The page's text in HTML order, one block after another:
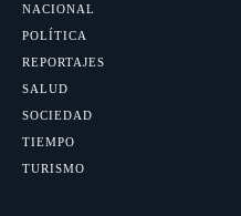
NACIONAL
POLÍTICA
REPORTAJES
SALUD
SOCIEDAD
TIEMPO
TURISMO